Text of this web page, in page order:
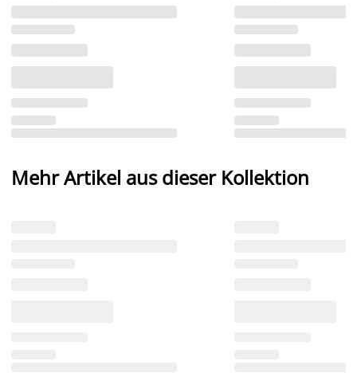
Mehr Artikel aus dieser Kollektion